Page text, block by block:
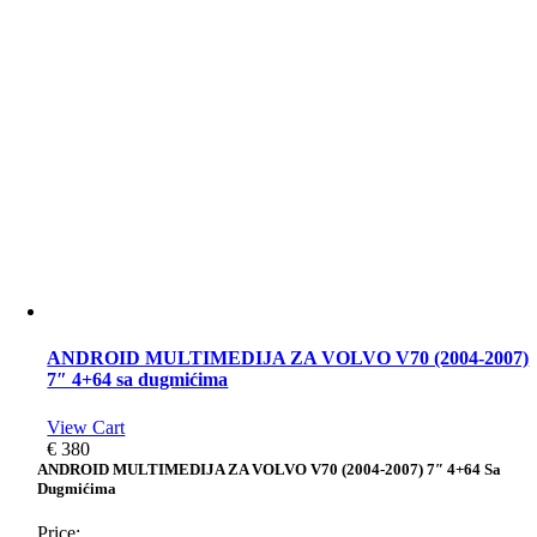
ANDROID MULTIMEDIJA ZA VOLVO V70 (2004-2007)
7″ 4+64 sa dugmićima
View Cart
€ 380
ANDROID MULTIMEDIJA ZA VOLVO V70 (2004-2007) 7″ 4+64 Sa
Dugmićima
Price: